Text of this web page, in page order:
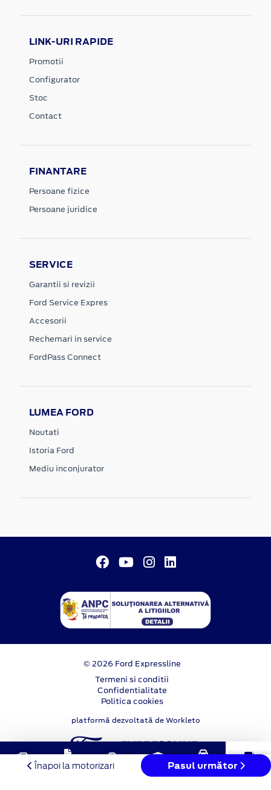
Înapoi la motorizari Pasul următor
LINK-URI RAPIDE
Promotii
Configurator
Stoc
Contact
FINANTARE
Persoane fizice
Persoane juridice
SERVICE
Garantii si revizii
Ford Service Expres
Accesorii
Rechemari in service
FordPass Connect
LUMEA FORD
Noutati
Istoria Ford
Mediu inconjurator
© 2026 Ford Expressline
Termeni si conditii
Confidentialitate
Politica cookies
platformă dezvoltată de Workleto
Noutăți
Solicitare
oferta
Test Drive Stoc online
Programare
service
Contact